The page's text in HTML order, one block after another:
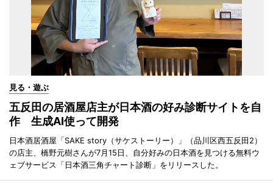
見る・遊ぶ
五反田の居酒屋店主が日本酒の好み診断サイトを自
作 生成AI使って開発
日本酒居酒屋「SAKE story（サケストーリー）」（品川区西五反田2）
の店主、橋野元樹さんが7月15日、自分好みの日本酒を見つける無料ウ
ェブサービス「日本酒三角チャート診断」をリリースした。